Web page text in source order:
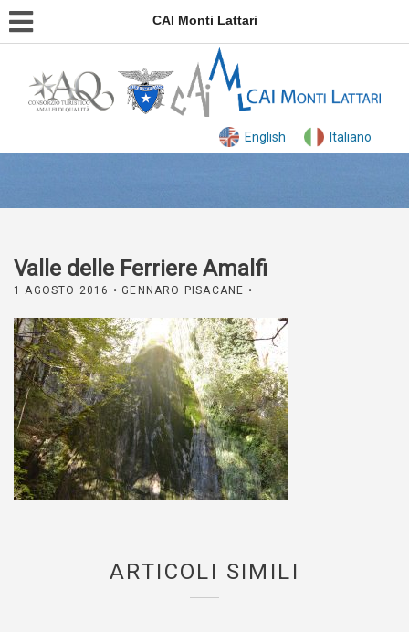
CAI Monti Lattari
English Italiano
Valle delle Ferriere Amalfi
1 AGOSTO 2016 • GENNARO PISACANE •
ARTICOLI SIMILI